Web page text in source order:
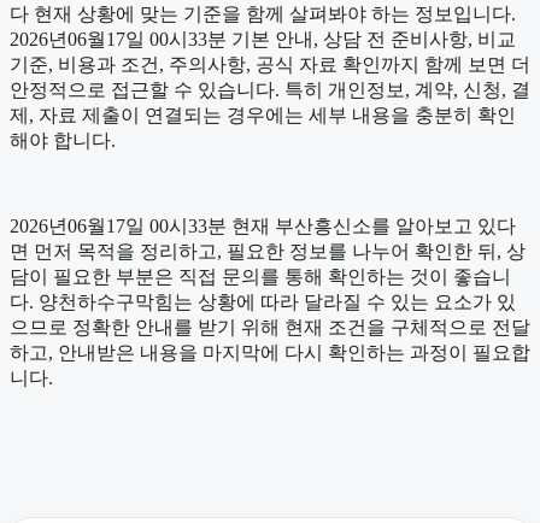
다 현재 상황에 맞는 기준을 함께 살펴봐야 하는 정보입니다.
2026년06월17일 00시33분 기본 안내, 상담 전 준비사항, 비교
기준, 비용과 조건, 주의사항, 공식 자료 확인까지 함께 보면 더
안정적으로 접근할 수 있습니다. 특히 개인정보, 계약, 신청, 결
제, 자료 제출이 연결되는 경우에는 세부 내용을 충분히 확인
해야 합니다.
2026년06월17일 00시33분 현재 부산흥신소를 알아보고 있다
면 먼저 목적을 정리하고, 필요한 정보를 나누어 확인한 뒤, 상
담이 필요한 부분은 직접 문의를 통해 확인하는 것이 좋습니
다. 양천하수구막힘는 상황에 따라 달라질 수 있는 요소가 있
으므로 정확한 안내를 받기 위해 현재 조건을 구체적으로 전달
하고, 안내받은 내용을 마지막에 다시 확인하는 과정이 필요합
니다.